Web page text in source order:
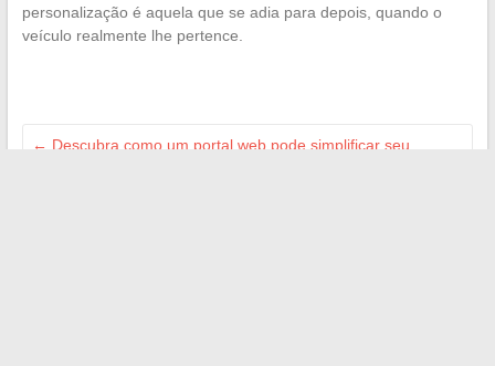
personalização é aquela que se adia para depois, quando o
veículo realmente lhe pertence.
← Descubra como um portal web pode simplificar seu